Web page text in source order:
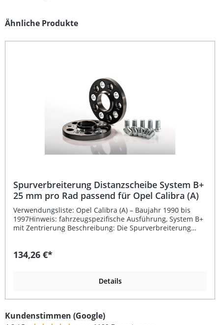
Produktgalerie überspringen
Ähnliche Produkte
Spurverbreiterung Distanzscheibe System B+
25 mm pro Rad passend für Opel Calibra (A)
Verwendungsliste: Opel Calibra (A) – Baujahr 1990 bis
1997Hinweis: fahrzeugspezifische Ausführung, System B+
mit Zentrierung Beschreibung: Die Spurverbreiterung
Aluminium gewährleistet sie maximale Stabilität und
auch optimalen Korrosionsschutz bietet. Das System B+
Stahlbuchsen für höchste Sicherheit und perfekten
Spurverbreiterungen werden mit den mitgelieferten
134,26 €*
Details
Kundenstimmen (Google)